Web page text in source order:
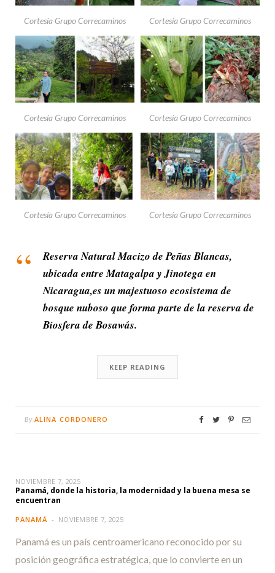
Cortesía Grupo Correcaminos Cortesía Grupo Correcaminos
Cortesía Grupo Correcaminos Cortesía Grupo Correcaminos
Cortesía Grupo Correcaminos Cortesía Grupo Correcaminos
Reserva Natural Macizo de Peñas Blancas,
ubicada entre Matagalpa y Jinotega en
Nicaragua,es un majestuoso ecosistema de
bosque nuboso que forma parte de la reserva de
Biosfera de Bosawás.
KEEP READING
By ALINA CORDONERO
NOVIEMBRE 7, 2025
Panamá, donde la historia, la modernidad y la buena mesa se
encuentran
PANAMÁ NOVIEMBRE 7, 2025
Panamá es un país centroamericano reconocido por su
posición geográfica estratégica, que lo convierte en un